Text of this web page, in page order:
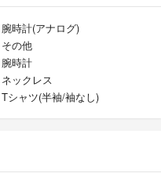
腕時計(アナログ)
その他
腕時計
ネックレス
Tシャツ(半袖/袖なし)